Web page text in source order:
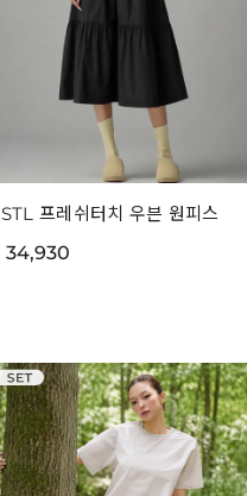
STL 프레쉬터치 우븐 원피스
34,930